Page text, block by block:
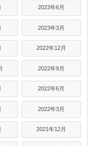
2023年6月
2023年3月
2022年12月
2022年9月
2022年6月
2022年3月
2021年12月